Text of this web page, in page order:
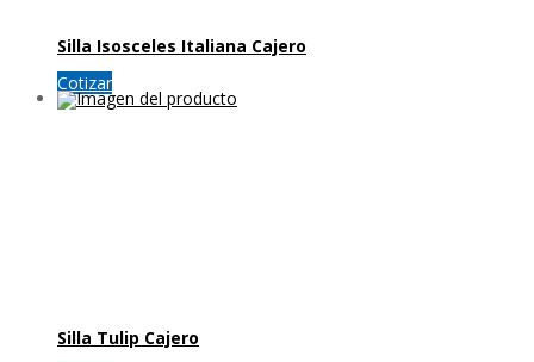
Silla Isosceles Italiana Cajero
Cotizar
Silla Tulip Cajero